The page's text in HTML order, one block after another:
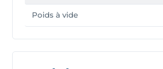
Poids à vide